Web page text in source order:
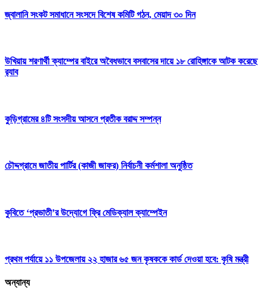
জ্বালানি সংকট সমাধানে সংসদে বিশেষ কমিটি গঠন, মেয়াদ ৩০ দিন
উখিয়ায় শরণার্থী ক্যাম্পের বাইরে অবৈধভাবে বসবাসের দায়ে ১৮ রোহিঙ্গাকে আটক করেছে
র‌্যাব
কুড়িগ্রামের ৪টি সংসদীয় আসনে প্রতীক বরাদ্দ সম্পন্ন
চৌদ্দগ্রামে জাতীয় পার্টির (কাজী জাফর) নির্বাচনী কর্মশালা অনুষ্ঠিত
কুবিতে ‘প্রভাতী’র উদ্যোগে ফ্রি মেডিক্যাল ক্যাম্পেইন
প্রথম পর্যায়ে ১১ উপজেলায় ২২ হাজার ৬৫ জন কৃষককে কার্ড দেওয়া হবে: কৃষি মন্ত্রী
অন্যান্য